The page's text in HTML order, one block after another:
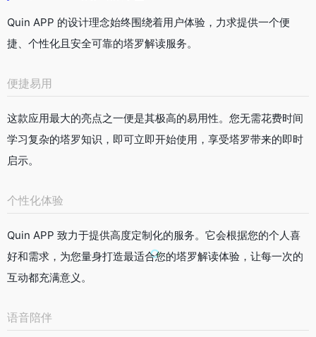
Quin APP 的设计理念始终围绕着用户体验，力求提供一个便
捷、个性化且安全可靠的塔罗解读服务。
便捷易用
这款应用最大的亮点之一便是其极高的易用性。您无需花费时间
学习复杂的塔罗知识，即可立即开始使用，享受塔罗带来的即时
启示。
个性化体验
Quin APP 致力于提供高度定制化的服务。它会根据您的个人喜
好和需求，为您量身打造最适合您的塔罗解读体验，让每一次的
互动都充满意义。
语音陪伴